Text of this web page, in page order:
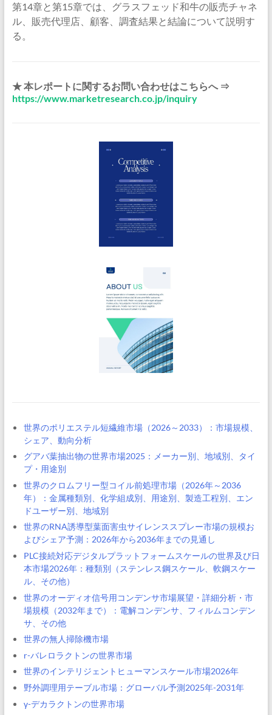
第14章と第15章では、グラスフェッド和牛の販売チャネ
ル、販売代理店、顧客、調査結果と結論について説明す
る。
★ 本レポートに関するお問い合わせはこちらへ ⇒
https://www.marketresearch.co.jp/inquiry
世界のポリエステル短繊維市場（2026～2033）：市場規模、
シェア、動向分析
グアバ葉抽出物の世界市場2025：メーカー別、地域別、タイ
プ・用途別
世界のクロムフリー型コイル前処理市場（2026年～2036
年）：金属種類別、化学組成別、用途別、製造工程別、エン
ドユーザー別、地域別
世界のRNA誘導型葉面害虫サイレンススプレー市場の規模お
よびシェア予測：2026年から2036年までの見通し
PLC接続対応デジタルプラットフォームスケールの世界及び日
本市場2026年：種類別（ステンレス鋼スケール、軟鋼スケー
ル、その他）
世界のオーディオ信号用コンデンサ市場展望・詳細分析・市
場規模（2032年まで）：電解コンデンサ、フィルムコンデン
サ、その他
世界の無人掃除機市場
r-バレロラクトンの世界市場
世界のインテリジェントヒューマンスケール市場2026年
野外調理用テーブル市場：グローバル予測2025年-2031年
γ-デカラクトンの世界市場